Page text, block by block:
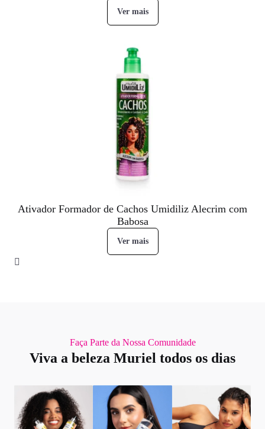
Ver mais
Ativador Formador de Cachos Umidiliz Alecrim com
Babosa
Ver mais
Faça Parte da Nossa Comunidade
Viva a beleza Muriel todos os dias